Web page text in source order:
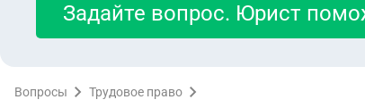
Задайте вопрос. Юрист
Вопросы Трудовое право